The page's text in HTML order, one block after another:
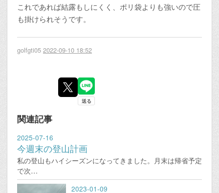
これであれば結露もしにくく、ポリ袋よりも強いので圧
も掛けられそうです。
golfgti05 2022-09-10 18:52
関連記事
2025-07-16
今週末の登山計画
私の登山もハイシーズンになってきました。月末は帰省予定
で次…
2023-01-09